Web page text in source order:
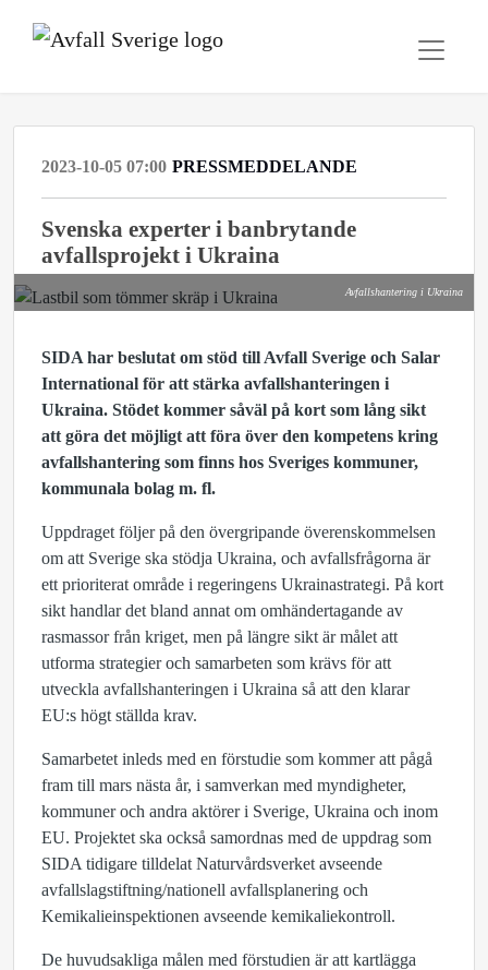
2023-10-05 07:00 PRESSMEDDELANDE
Svenska experter i banbrytande
avfallsprojekt i Ukraina
Avfallshantering i Ukraina
SIDA har beslutat om stöd till Avfall Sverige och Salar
International för att stärka avfallshanteringen i
Ukraina. Stödet kommer såväl på kort som lång sikt
att göra det möjligt att föra över den kompetens kring
avfallshantering som finns hos Sveriges kommuner,
kommunala bolag m. fl.
Uppdraget följer på den övergripande överenskommelsen
om att Sverige ska stödja Ukraina, och avfallsfrågorna är
ett prioriterat område i regeringens Ukrainastrategi. På kort
sikt handlar det bland annat om omhändertagande av
rasmassor från kriget, men på längre sikt är målet att
utforma strategier och samarbeten som krävs för att
utveckla avfallshanteringen i Ukraina så att den klarar
EU:s högt ställda krav.
Samarbetet inleds med en förstudie som kommer att pågå
fram till mars nästa år, i samverkan med myndigheter,
kommuner och andra aktörer i Sverige, Ukraina och inom
EU. Projektet ska också samordnas med de uppdrag som
SIDA tidigare tilldelat Naturvårdsverket avseende
avfallslagstiftning/nationell avfallsplanering och
Kemikalieinspektionen avseende kemikaliekontroll.
De huvudsakliga målen med förstudien är att kartlägga